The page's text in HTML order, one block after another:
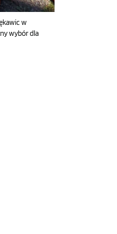
w
wybór dla